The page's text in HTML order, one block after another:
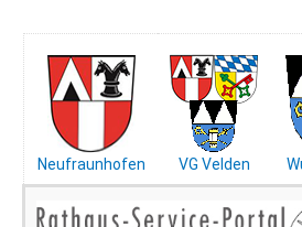
Neufraunhofen VG Velden